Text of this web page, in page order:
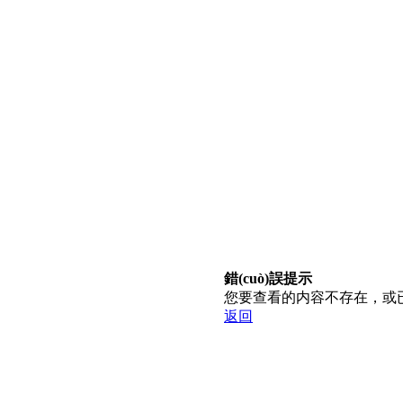
錯(cuò)誤提示
您要查看的内容不存在，或
返回